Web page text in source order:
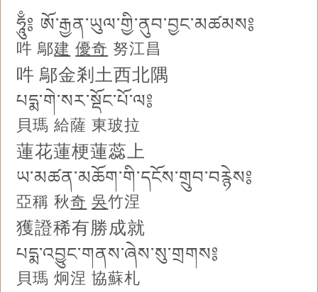
ཧཱུྃ༔ ཨོ་རྒྱན་ཡུལ་གྱི་ནུབ་བྱང་མཚམས༔
吽 鄔建 優奇 努江昌
吽 鄔金剎土西北隅
པདྨ་གེ་སར་སྡོང་པོ་ལ༔
貝瑪 給薩 東玻拉
蓮花蓮梗蓮蕊上
ཡ་མཚན་མཆོག་གི་དངོས་གྲུབ་བརྙེས༔
亞稱 秋奇 吳竹涅
獲證稀有勝成就
པདྨ་འབྱུང་གནས་ཞེས་སུ་གྲགས༔
貝瑪 炯涅 協蘇札